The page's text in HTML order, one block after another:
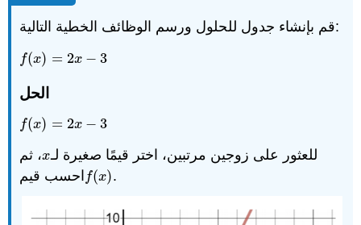
قم بإنشاء جدول للحلول ورسم الوظائف الخطية التالية:
f(x) = 2x − 3
f(x)= 2x −3
الحل
f(x) = 2x − 3
f(x)= 2x −3
للعثور على زوجين مرتبين، اختر قيمًا صغيرة لـx
x، ثم
احسب قيم f(x)
f(x) .